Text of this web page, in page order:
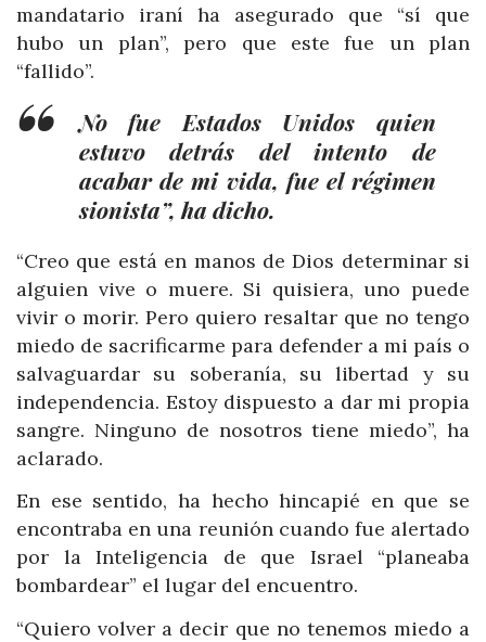
mandatario iraní ha asegurado que “sí que
hubo un plan”, pero que este fue un plan
“fallido”.
No fue Estados Unidos quien
estuvo detrás del intento de
acabar de mi vida, fue el régimen
sionista”, ha dicho.
“Creo que está en manos de Dios determinar si
alguien vive o muere. Si quisiera, uno puede
vivir o morir. Pero quiero resaltar que no tengo
miedo de sacrificarme para defender a mi país o
salvaguardar su soberanía, su libertad y su
independencia. Estoy dispuesto a dar mi propia
sangre. Ninguno de nosotros tiene miedo”, ha
aclarado.
En ese sentido, ha hecho hincapié en que se
encontraba en una reunión cuando fue alertado
por la Inteligencia de que Israel “planeaba
bombardear” el lugar del encuentro.
“Quiero volver a decir que no tenemos miedo a